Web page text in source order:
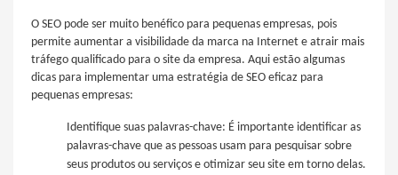
O SEO pode ser muito benéfico para pequenas empresas, pois
permite aumentar a visibilidade da marca na Internet e atrair mais
tráfego qualificado para o site da empresa. Aqui estão algumas
dicas para implementar uma estratégia de SEO eficaz para
pequenas empresas:
Identifique suas palavras-chave: É importante identificar as
palavras-chave que as pessoas usam para pesquisar sobre
seus produtos ou serviços e otimizar seu site em torno delas.